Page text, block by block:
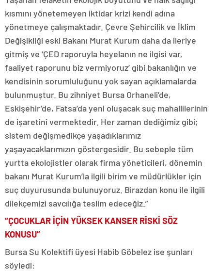
kısmını yönetemeyen iktidar krizi kendi adına
yönetmeye çalışmaktadır. Çevre Şehircilik ve İklim
Değişikliği eski Bakanı Murat Kurum daha da ileriye
gitmiş ve ‘ÇED raporuyla heyelanın ne ilgisi var,
faaliyet raporunu biz vermiyoruz’ gibi bakanlığın ve
kendisinin sorumluluğunu yok sayan açıklamalarda
bulunmuştur. Bu zihniyet Bursa Orhaneli’de,
Eskişehir’de, Fatsa’da yeni oluşacak suç mahallilerinin
de işaretini vermektedir. Her zaman dediğimiz gibi;
sistem değişmedikçe yaşadıklarımız
yaşayacaklarımızın göstergesidir. Bu sebeple tüm
yurtta ekolojistler olarak firma yöneticileri, dönemin
bakanı Murat Kurum’la ilgili birim ve müdürlükler için
suç duyurusunda bulunuyoruz. Birazdan konu ile ilgili
dilekçemizi savcılığa teslim edeceğiz.”
“ÇOCUKLAR İÇİN YÜKSEK KANSER RİSKİ SÖZ
KONUSU”
Bursa Su Kolektifi üyesi Habib Göbelez ise şunları
söyledi: